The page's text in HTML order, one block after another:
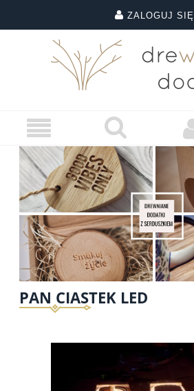
ZALOGUJ SIĘ
PAN CIASTEK LED